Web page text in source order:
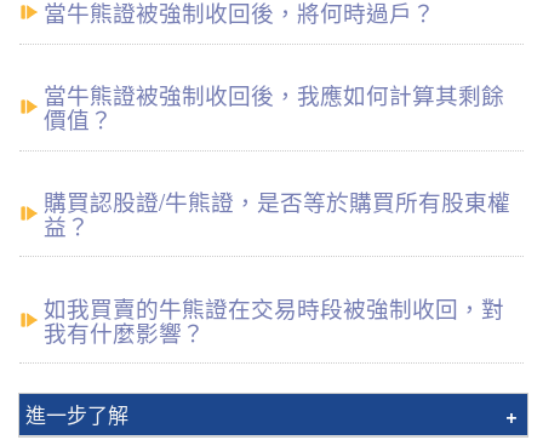
當牛熊證被強制收回後，將何時過戶？
當牛熊證被強制收回後，我應如何計算其剩餘
價值？
購買認股證/牛熊證，是否等於購買所有股東權
益？
如我買賣的牛熊證在交易時段被強制收回，對
我有什麼影響？
進一步了解